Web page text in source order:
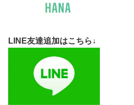
LINE友達追加はこちら↓